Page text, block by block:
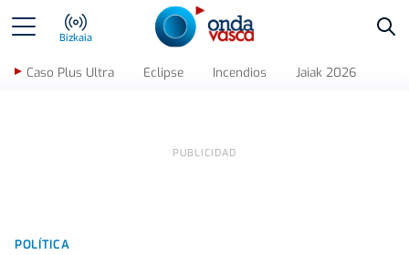
Bizkaia
Caso Plus Ultra Eclipse Incendios Jaiak 2026
POLÍTICA